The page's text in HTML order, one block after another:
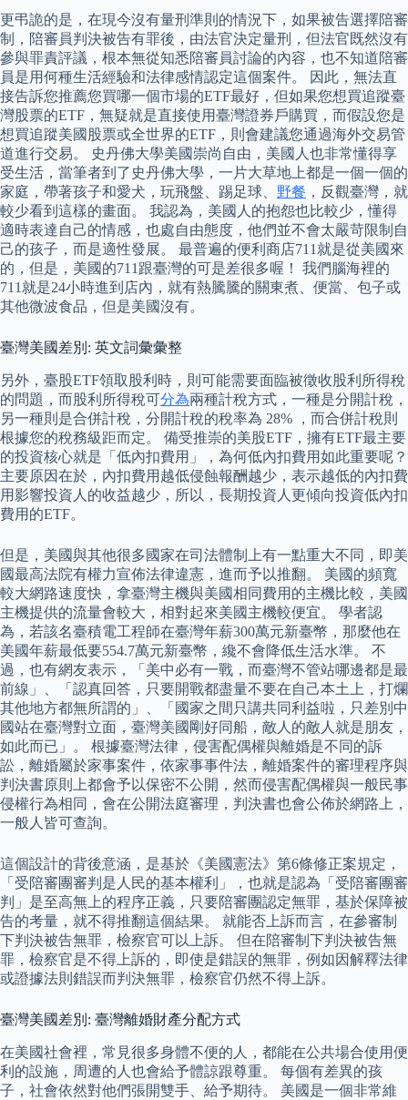
更弔詭的是，在現今沒有量刑準則的情況下，如果被告選擇陪審
制，陪審員判決被告有罪後，由法官決定量刑，但法官既然沒有
參與罪責評議，根本無從知悉陪審員討論的內容，也不知道陪審
員是用何種生活經驗和法律感情認定這個案件。 因此，無法直
接告訴您推薦您買哪一個市場的ETF最好，但如果您想買追蹤臺
灣股票的ETF，無疑就是直接使用臺灣證券戶購買，而假設您是
想買追蹤美國股票或全世界的ETF，則會建議您通過海外交易管
道進行交易。 史丹佛大學美國崇尚自由，美國人也非常懂得享
受生活，當筆者到了史丹佛大學，一片大草地上都是一個一個的
家庭，帶著孩子和愛犬，玩飛盤、踢足球、 野餐 ，反觀臺灣，就
較少看到這樣的畫面。 我認為，美國人的抱怨也比較少，懂得
適時表達自己的情感，也處自由態度，他們並不會太嚴苛限制自
己的孩子，而是適性發展。 最普遍的便利商店711就是從美國來
的，但是，美國的711跟臺灣的可是差很多喔！ 我們腦海裡的
711就是24小時進到店內，就有熱騰騰的關東煮、便當、包子或
其他微波食品，但是美國沒有。
臺灣美國差別: 英文詞彙彙整
另外，臺股ETF領取股利時，則可能需要面臨被徵收股利所得稅
的問題，而股利所得稅可分為兩種計稅方式，一種是分開計稅，
另一種則是合併計稅，分開計稅的稅率為 28% ，而合併計稅則
根據您的稅務級距而定。 備受推崇的美股ETF，擁有ETF最主要
的投資核心就是「低內扣費用」，為何低內扣費用如此重要呢？
主要原因在於，內扣費用越低侵蝕報酬越少，表示越低的內扣費
用影響投資人的收益越少，所以，長期投資人更傾向投資低內扣
費用的ETF。
但是，美國與其他很多國家在司法體制上有一點重大不同，即美
國最高法院有權力宣佈法律違憲，進而予以推翻。 美國的頻寬
較大網路速度快，拿臺灣主機與美國相同費用的主機比較，美國
主機提供的流量會較大，相對起來美國主機較便宜。 學者認
為，若該名臺積電工程師在臺灣年薪300萬元新臺幣，那麼他在
美國年薪最低要554.7萬元新臺幣，纔不會降低生活水準。 不
過，也有網友表示，「美中必有一戰，而臺灣不管站哪邊都是最
前線」、「認真回答，只要開戰都盡量不要在自己本土上，打爛
其他地方都無所謂的」、「國家之間只講共同利益啦，只差別中
國站在臺灣對立面，臺灣美國剛好同船，敵人的敵人就是朋友，
如此而已」。 根據臺灣法律，侵害配偶權與離婚是不同的訴
訟，離婚屬於家事案件，依家事事件法，離婚案件的審理程序與
判決書原則上都會予以保密不公開，然而侵害配偶權與一般民事
侵權行為相同，會在公開法庭審理，判決書也會公佈於網路上，
一般人皆可查詢。
這個設計的背後意涵，是基於《美國憲法》第6條修正案規定，
「受陪審團審判是人民的基本權利」，也就是認為「受陪審團審
判」是至高無上的程序正義，只要陪審團認定無罪，基於保障被
告的考量，就不得推翻這個結果。 就能否上訴而言，在參審制
下判決被告無罪，檢察官可以上訴。 但在陪審制下判決被告無
罪，檢察官是不得上訴的，即使是錯誤的無罪，例如因解釋法律
或證據法則錯誤而判決無罪，檢察官仍然不得上訴。
臺灣美國差別: 臺灣離婚財產分配方式
在美國社會裡，常見很多身體不便的人，都能在公共場合使用便
利的設施，周遭的人也會給予體諒跟尊重。 每個有差異的孩
子，社會依然對他們張開雙手、給予期待。 美國是一個非常維